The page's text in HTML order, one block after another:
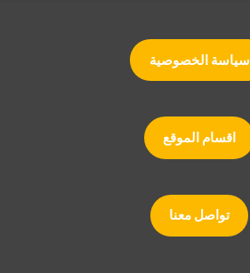
سياسة الخصوصية
اقسام الموقع
تواصل معنا